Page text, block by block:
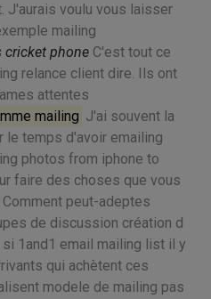
J'aurais voulu vous laisser
mailing
cricket phone C'est tout ce
relance client dire. Ils ont
attentes
mailing J'ai souvent la
le temps d'avoir emailing
photos from iphone to
faire des choses que vous
peut-adeptes
de discussion création d
1and1 email mailing list il y
qui achètent ces
modele de mailing pas